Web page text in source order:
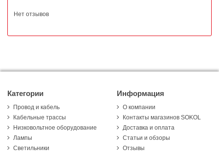
Нет отзывов
Категории
Провод и кабель
Кабельные трассы
Низковольтное оборудование
Лампы
Светильники
Информация
О компании
Контакты магазинов SOKOL
Доставка и оплата
Статьи и обзоры
Отзывы